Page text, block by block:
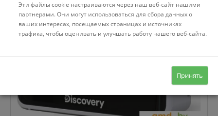
Эти файлы cookie настраиваются через наш веб-сайт нашими
партнерами. Они могут использоваться для сбора данных о
ваших интересах, посещаемых страницах и источниках
трафика, чтобы оценивать и улучшать работу нашего веб-сайта.
Принять